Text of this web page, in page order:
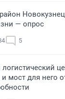
— опрос
5
и мост для него